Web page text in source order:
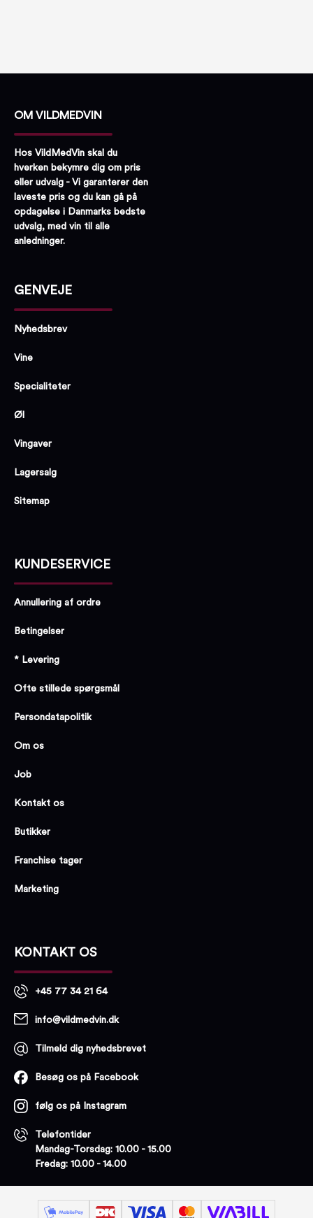
OM VILDMEDVIN
Hos VildMedVin skal du
hverken bekymre dig om pris
eller udvalg - Vi garanterer den
laveste pris og du kan gå på
opdagelse i Danmarks bedste
udvalg, med vin til alle
anledninger.
GENVEJE
Nyhedsbrev
Vine
Specialiteter
Øl
Vingaver
Lagersalg
Sitemap
KUNDESERVICE
Annullering af ordre
Betingelser
* Levering
Ofte stillede spørgsmål
Persondatapolitik
Om os
Job
Kontakt os
Butikker
Franchise tager
Marketing
KONTAKT OS
+45 77 34 21 64
info@vildmedvin.dk
Tilmeld dig nyhedsbrevet
Besøg os på Facebook
følg os på Instagram
Telefontider
Mandag-Torsdag: 10.00 - 15.00
Fredag: 10.00 - 14.00